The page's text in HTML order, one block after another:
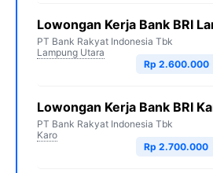
Lowongan Kerja Bank BRI
PT Bank Rakyat Indonesia Tbk
Lampung Utara
Rp 2.600.000
Lowongan Kerja Bank BRI
PT Bank Rakyat Indonesia Tbk
Karo
Rp 2.700.000